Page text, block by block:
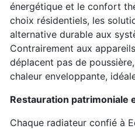
énergétique et le confort
choix résidentiels, les
alternative durable aux
Contrairement aux
déplacent pas de
chaleur enveloppante,
Restauration patrimoniale
Chaque radiateur confié à